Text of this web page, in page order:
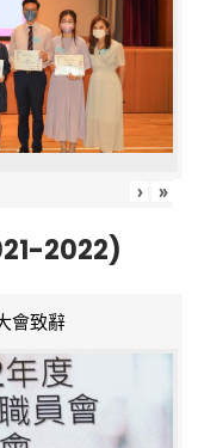
› »
2022)
會致辭